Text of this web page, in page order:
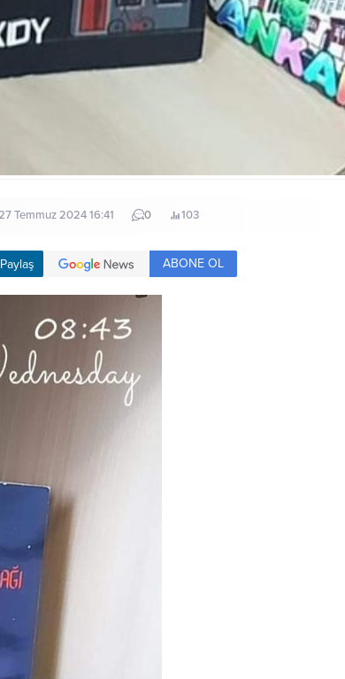
Temmuz 2024 16:41 0 103
Paylaş ABONE OL